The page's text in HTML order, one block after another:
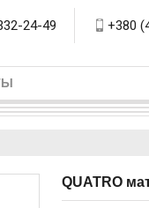
24-49 +380
QUATRO